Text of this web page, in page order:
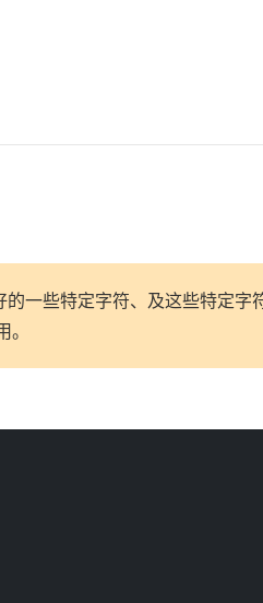
一些特定字符、及这些特定字